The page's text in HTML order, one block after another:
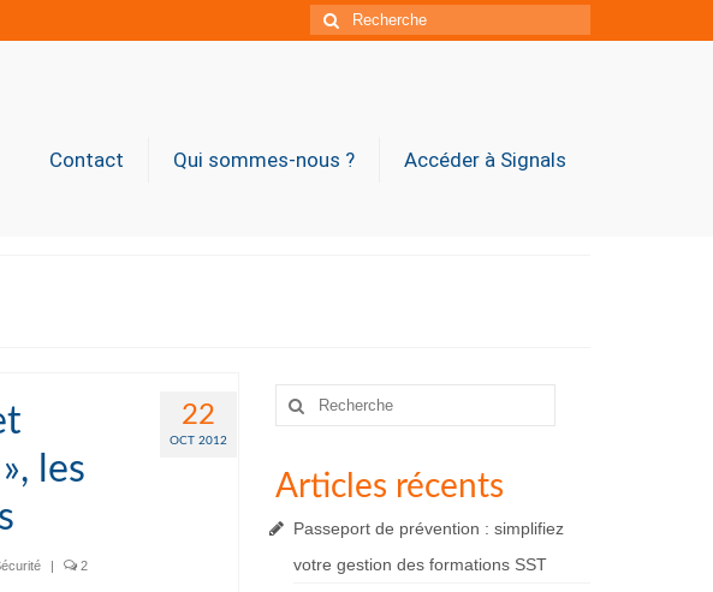
Rechercher
:
Contact Qui sommes-nous ? Accéder à Signals
22
OCT 2012
les
| 2
Rechercher
Articles récents
Passeport de prévention : simplifiez
votre gestion des formations SST